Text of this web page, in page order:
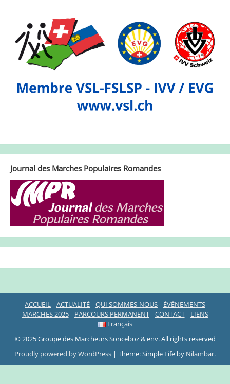
Journal des Marches Populaires Romandes
ACCUEIL ACTUALITÉ QUI SOMMES-NOUS
ÉVÉNEMENTS
MARCHES 2025
PARCOURS PERMANENT CONTACT
LIENS
Français
© 2025 Groupe des Marcheurs Sonceboz & env. All rights reserved
Proudly powered by WordPress | Theme: Simple Life by Nilambar.